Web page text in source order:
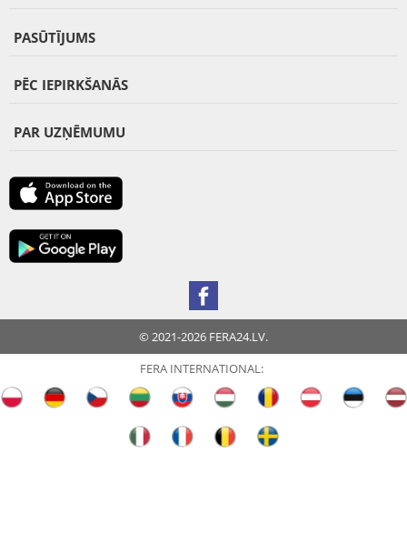
PASŪTĪJUMS
PĒC IEPIRKŠANĀS
PAR UZŅĒMUMU
© 2021-2026 FERA24.LV.
FERA INTERNATIONAL: